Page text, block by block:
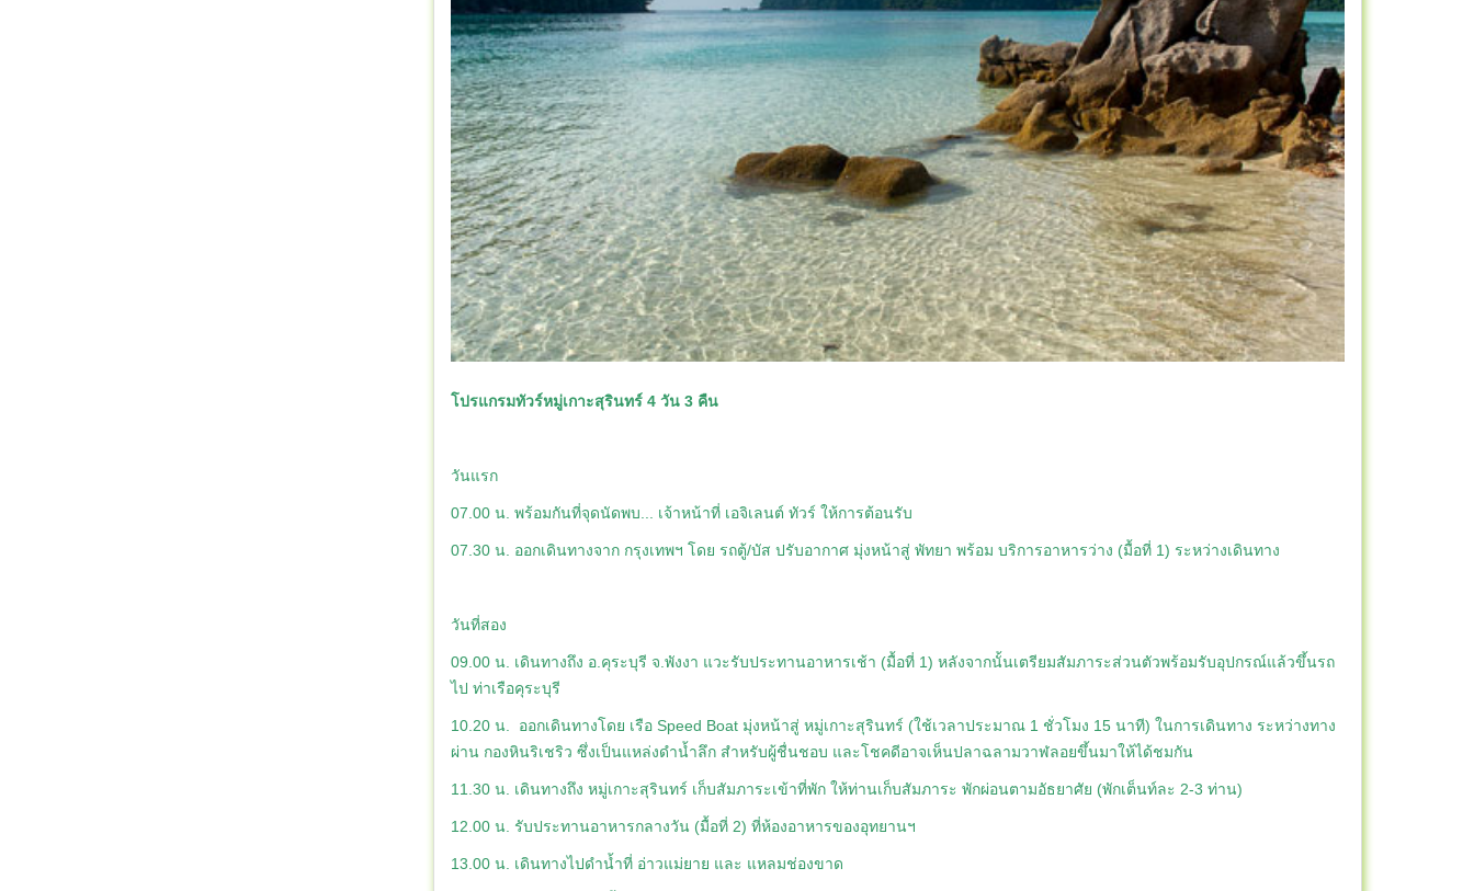
โปรแกรมทัวร์หมู่เกาะสุรินทร์ 4 วัน 3 คืน
วันแรก
07.00 น. พร้อมกันที่จุดนัดพบ... เจ้าหน้าที่ เอจิเลนต์ ทัวร์ ให้การต้อนรับ
07.30 น. ออกเดินทางจาก กรุงเทพฯ โดย รถตู้/บัส ปรับอากาศ มุ่งหน้าสู่ พัทยา พร้อม บริการอาหารว่าง (มื้อที่ 1) ระหว่างเดินทาง
วันที่สอง
09.00 น. เดินทางถึง อ.คุระบุรี จ.พังงา แวะรับประทานอาหารเช้า (มื้อที่ 1) หลังจากนั้นเตรียมสัมภาระส่วนตัวพร้อมรับอุปกรณ์แล้วขึ้นรถ
ไป ท่าเรือคุระบุรี
10.20 น. ออกเดินทางโดย เรือ Speed Boat มุ่งหน้าสู่ หมู่เกาะสุรินทร์ (ใช้เวลาประมาณ 1 ชั่วโมง 15 นาที) ในการเดินทาง ระหว่างทาง
ผ่าน กองหินริเชริว ซึ่งเป็นแหล่งดำน้ำลึก สำหรับผู้ชื่นชอบ และโชคดีอาจเห็นปลาฉลามวาฬลอยขึ้นมาให้ได้ชมกัน
11.30 น. เดินทางถึง หมู่เกาะสุรินทร์ เก็บสัมภาระเข้าที่พัก ให้ท่านเก็บสัมภาระ พักผ่อนตามอัธยาศัย (พักเต็นท์ละ 2-3 ท่าน)
12.00 น. รับประทานอาหารกลางวัน (มื้อที่ 2) ที่ห้องอาหารของอุทยานฯ
13.00 น. เดินทางไปดำน้ำที่ อ่าวแม่ยาย และ แหลมช่องขาด